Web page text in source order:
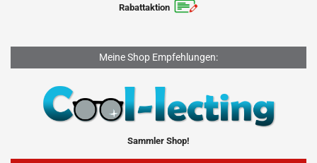
Rabattaktion
Meine Shop Empfehlungen:
Sammler Shop!